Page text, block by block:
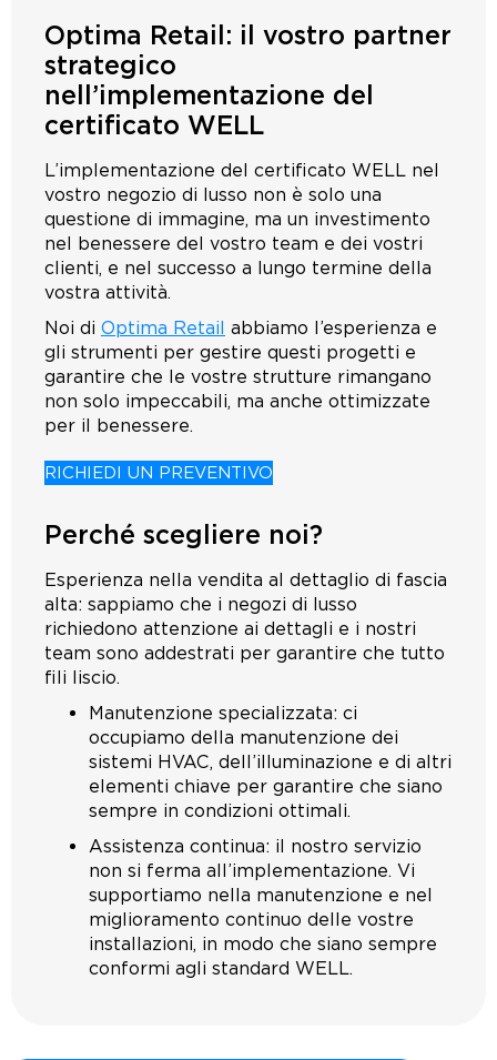
Optima Retail: il vostro partner
strategico
nell’implementazione del
certificato WELL
L’implementazione del certificato WELL nel
vostro negozio di lusso non è solo una
questione di immagine, ma un investimento
nel benessere del vostro team e dei vostri
clienti, e nel successo a lungo termine della
vostra attività.
Noi di Optima Retail abbiamo l’esperienza e
gli strumenti per gestire questi progetti e
garantire che le vostre strutture rimangano
non solo impeccabili, ma anche ottimizzate
per il benessere.
RICHIEDI UN PREVENTIVO
Perché scegliere noi?
Esperienza nella vendita al dettaglio di fascia
alta: sappiamo che i negozi di lusso
richiedono attenzione ai dettagli e i nostri
team sono addestrati per garantire che tutto
fili liscio.
Manutenzione specializzata: ci
occupiamo della manutenzione dei
sistemi HVAC, dell’illuminazione e di altri
elementi chiave per garantire che siano
sempre in condizioni ottimali.
Assistenza continua: il nostro servizio
non si ferma all’implementazione. Vi
supportiamo nella manutenzione e nel
miglioramento continuo delle vostre
installazioni, in modo che siano sempre
conformi agli standard WELL.